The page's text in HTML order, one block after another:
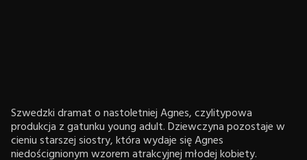
Szwedzki dramat o nastoletniej Agnes, czylitypowa
produkcja z gatunku young adult. Dziewczyna pozostaje w
cieniu starszej siostry, która wydaje się Agnes
niedoścignionym wzorem atrakcyjnej młodej kobiety.